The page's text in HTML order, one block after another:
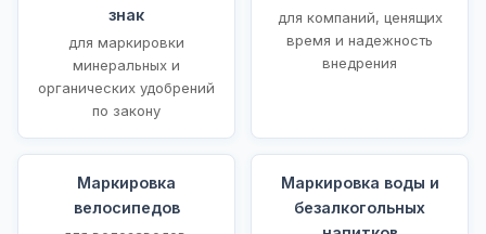
знак
для маркировки
минеральных и
органических удобрений
по закону
для компаний, ценящих
время и надежность
внедрения
Маркировка
велосипедов
Маркировка воды и
безалкогольных